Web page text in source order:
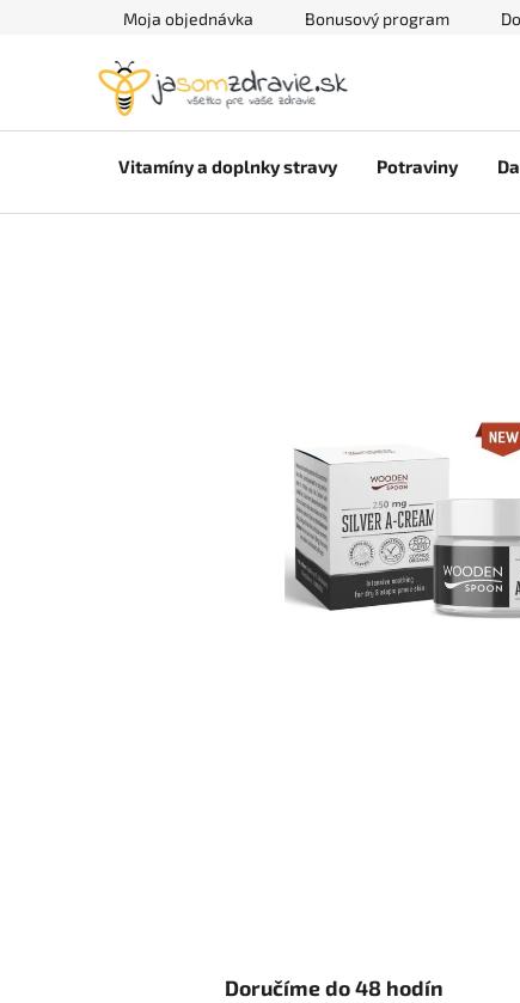
Moja objednávka Bonusový program
Vitamíny a doplnky stravy Potraviny
Doručíme do 48 hodín